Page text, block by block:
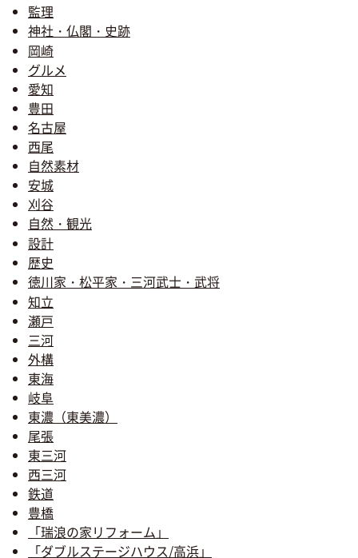
監理
神社・仏閣・史跡
岡崎
グルメ
愛知
豊田
名古屋
西尾
自然素材
安城
刈谷
自然・観光
設計
歴史
徳川家・松平家・三河武士・武将
知立
瀬戸
三河
外構
東海
岐阜
東濃（東美濃）
尾張
東三河
西三河
鉄道
豊橋
「瑞浪の家リフォーム」
「ダブルステージハウス/高浜」